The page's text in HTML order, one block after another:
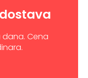
dana. Cena